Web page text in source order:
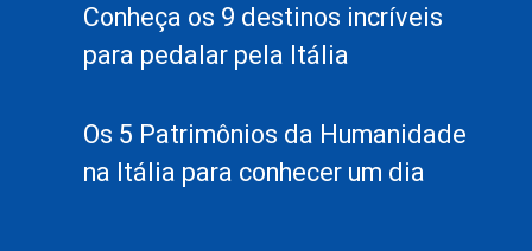
Conheça os 9 destinos incríveis
para pedalar pela Itália
Os 5 Patrimônios da Humanidade
na Itália para conhecer um dia